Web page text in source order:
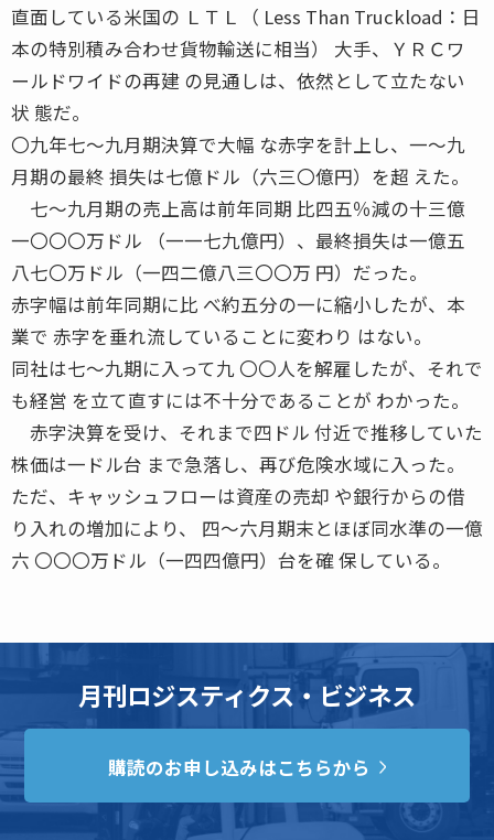
直面している米国の ＬＴＬ（ Less Than Truckload：日
本の特別積み合わせ貨物輸送に相当） 大手、ＹＲＣワ
ールドワイドの再建 の見通しは、依然として立たない
状 態だ。
〇九年七〜九月期決算で大幅 な赤字を計上し、一〜九
月期の最終 損失は七億ドル（六三〇億円）を超 えた。
七〜九月期の売上高は前年同期 比四五％減の十三億
一〇〇〇万ドル （一一七九億円）、最終損失は一億五
八七〇万ドル（一四二億八三〇〇万 円）だった。
赤字幅は前年同期に比 べ約五分の一に縮小したが、本
業で 赤字を垂れ流していることに変わり はない。
同社は七〜九期に入って九 〇〇人を解雇したが、それで
も経営 を立て直すには不十分であることが わかった。
赤字決算を受け、それまで四ドル 付近で推移していた
株価は一ドル台 まで急落し、再び危険水域に入った。
ただ、キャッシュフローは資産の売却 や銀行からの借
り入れの増加により、 四〜六月期末とほぼ同水準の一億
六 〇〇〇万ドル（一四四億円）台を確 保している。
月刊ロジスティクス・ビジネス
購読のお申し込みはこちらから